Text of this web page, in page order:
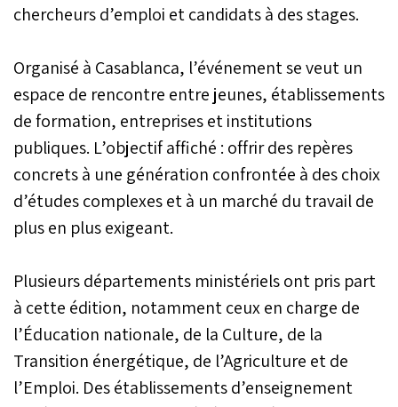
chercheurs d’emploi et candidats à des stages.
Organisé à Casablanca, l’événement se veut un
espace de rencontre entre jeunes, établissements
de formation, entreprises et institutions
publiques. L’objectif affiché : offrir des repères
concrets à une génération confrontée à des choix
d’études complexes et à un marché du travail de
plus en plus exigeant.
Plusieurs départements ministériels ont pris part
à cette édition, notamment ceux en charge de
l’Éducation nationale, de la Culture, de la
Transition énergétique, de l’Agriculture et de
l’Emploi. Des établissements d’enseignement